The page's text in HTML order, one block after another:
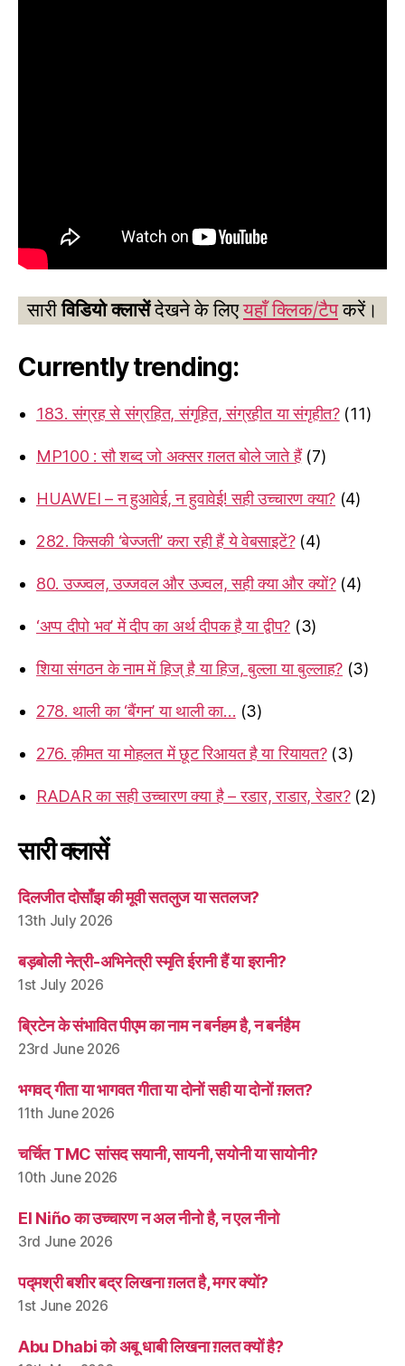
सारीविडियो क्लासेंदेखने के लिएयहाँ क्लिक/टैपकरें।
Currently trending:
183. संग्रह से संग्रहित, संगृहित, संग्रहीत या संगृहीत? (11)
MP100 : सौ शब्द जो अक्सर ग़लत बोले जाते हैं (7)
HUAWEI – न हुआवेई, न हुवावेई! सही उच्चारण क्या? (4)
282. किसकी ‘बेज्जती’ करा रही हैं ये वेबसाइटें? (4)
80. उज्ज्वल, उज्जवल और उज्वल, सही क्या और क्यों? (4)
‘अप्प दीपो भव’ में दीप का अर्थ दीपक है या द्वीप? (3)
शिया संगठन के नाम में हिज् है या हिज, बुल्ला या बुल्लाह? (3)
278. थाली का ‘बैंगन’ या थाली का… (3)
276. क़ीमत या मोहलत में छूट रिआयत है या रियायत? (3)
RADAR का सही उच्चारण क्या है – रडार, राडार, रेडार? (2)
सारी क्लासें
दिलजीत दोसाँझ की मूवी सतलुज या सतलज?
13th July 2026
बड़बोली नेत्री-अभिनेत्री स्मृति ईरानी हैं या इरानी?
1st July 2026
ब्रिटेन के संभावित पीएम का नाम न बर्नहम है, न बर्नहैम
23rd June 2026
भगवद् गीता या भागवत गीता या दोनों सही या दोनों ग़लत?
11th June 2026
चर्चित TMC सांसद सयानी, सायनी, सयोनी या सायोनी?
10th June 2026
El Niño का उच्चारण न अल नीनो है, न एल नीनो
3rd June 2026
पद्मश्री बशीर बद्र लिखना ग़लत है, मगर क्यों?
1st June 2026
Abu Dhabi को अबू धाबी लिखना ग़लत क्यों है?